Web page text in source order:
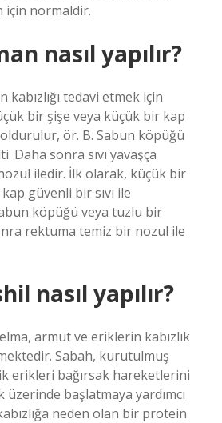
için normaldir.
nasıl yapılır?
tedavi etmek için
bir şişe veya küçük bir kap
ör. B. Sabun köpüğü
Daha sonra sıvı yavaşça
iledir. İlk olarak, küçük bir
güvenli bir sıvı ile
köpüğü veya tuzlu bir
rektuma temiz bir nozul ile
nasıl yapılır?
armut ve eriklerin kabızlık
Sabah, kurutulmuş
erikleri bağırsak hareketlerini
üzerinde başlatmaya yardımcı
neden olan bir protein